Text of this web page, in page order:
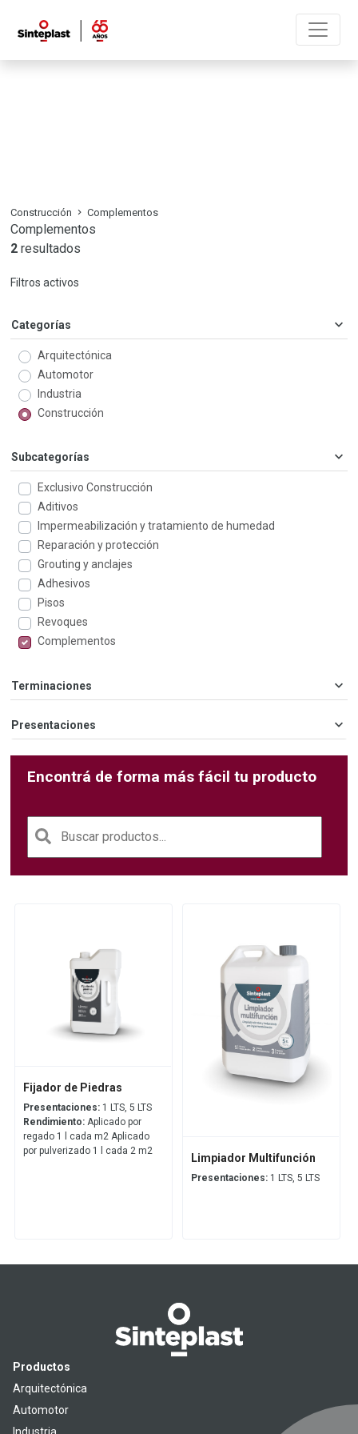
Construcción Complementos
Complementos
2 resultados
Filtros activos
Categorías
Arquitectónica
Automotor
Industria
Construcción
Subcategorías
Exclusivo Construcción
Aditivos
Impermeabilización y tratamiento de humedad
Reparación y protección
Grouting y anclajes
Adhesivos
Pisos
Revoques
Complementos
Terminaciones
Presentaciones
Encontrá de forma más fácil tu producto
Fijador de Piedras
Presentaciones:1 LTS, 5 LTS
Rendimiento:Aplicado por
regado 1 l cada m2 Aplicado
por pulverizado 1 l cada 2 m2
Limpiador Multifunción
Presentaciones:1 LTS, 5 LTS
Productos
Arquitectónica
Automotor